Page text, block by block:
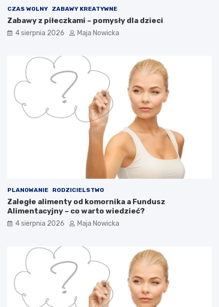
CZAS WOLNY ZABAWY KREATYWNE
Zabawy z piłeczkami – pomysły dla dzieci
4 sierpnia 2026 Maja Nowicka
PLANOWANIE RODZICIELSTWO
Zaległe alimenty od komornika a Fundusz
Alimentacyjny – co warto wiedzieć?
4 sierpnia 2026 Maja Nowicka